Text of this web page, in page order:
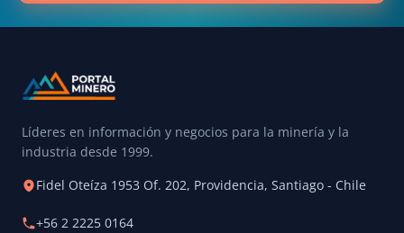
Líderes en información y negocios para la minería y la
industria desde 1999.
Fidel Oteíza 1953 Of. 202, Providencia, Santiago - Chile
+56 2 2225 0164